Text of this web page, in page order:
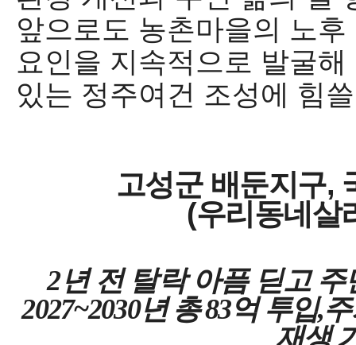
앞으로도 농촌마을의 노
요인을 지속적으로 발굴
있는 정주여건 조성에 힘
고성군 배둔지구,
(우리동네살
2년 전 탈락 아픔 딛고 주
2027~2030년 총83억 투입,
재생